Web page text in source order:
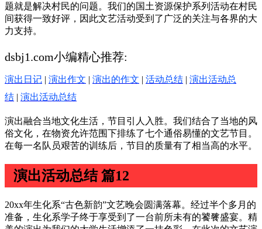
题就是解决村民的问题。我们的国土资源保护系列活动在村民
间获得一致好评，因此文艺活动受到了广泛的关注与各界的大
力支持。
dsbj1.com小编精心推荐:
演出日记 | 演出作文 | 演出的作文 | 活动总结 | 演出活动总
结 | 演出活动总结
演出融合当地文化生活，节目引人入胜。我们结合了当地的风
俗文化，在物资允许范围下排练了七个通俗易懂的文艺节目。
在每一名队员艰苦的训练后，节目的质量有了相当高的水平。
演出活动总结 篇12
20xx年生化系“古色新韵”文艺晚会圆满落幕。经过半个多月的
准备，生化系学子终于享受到了一台前所未有的饕餮盛宴。精